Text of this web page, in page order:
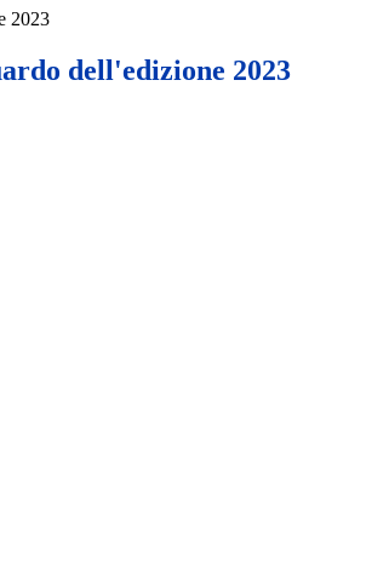
2023
dell'edizione 2023